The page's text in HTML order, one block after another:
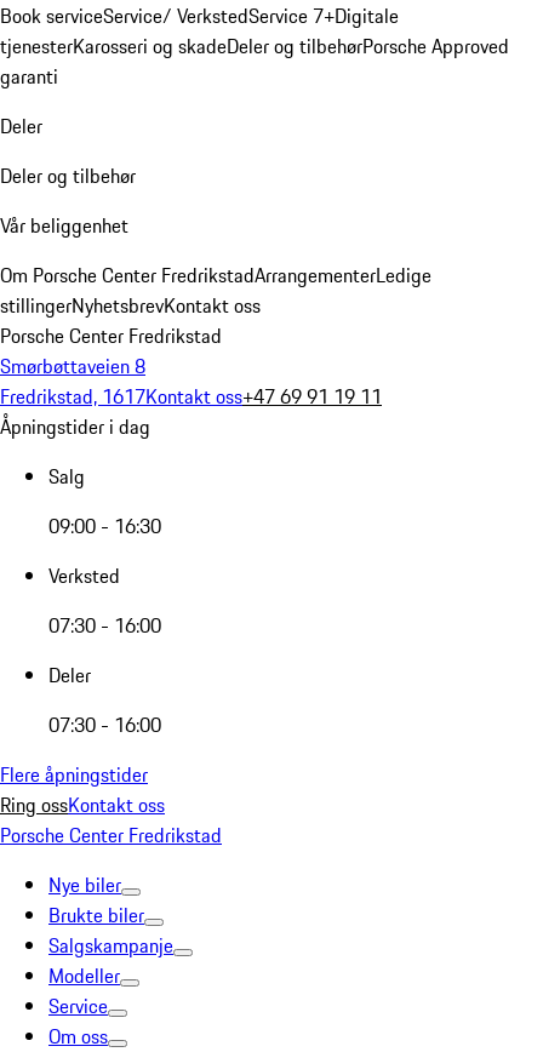
Book serviceService/ VerkstedService 7+Digitale
tjenesterKarosseri og skadeDeler og tilbehørPorsche Approved
garanti
Deler
Deler og tilbehør
Vår beliggenhet
Om Porsche Center FredrikstadArrangementerLedige
stillingerNyhetsbrevKontakt oss
Porsche Center Fredrikstad
Smørbøttaveien 8
Fredrikstad, 1617Kontakt oss+47 69 91 19 11
Åpningstider i dag
Salg
09:00 - 16:30
Verksted
07:30 - 16:00
Deler
07:30 - 16:00
Flere åpningstider
Ring ossKontakt oss
Porsche Center Fredrikstad
Nye biler
Brukte biler
Salgskampanje
Modeller
Service
Om oss